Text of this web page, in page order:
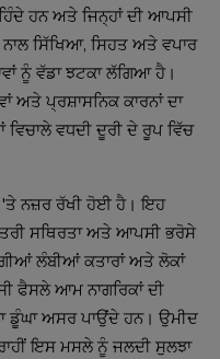
ਹਨ ਅਤੇ ਜਿਨ੍ਹਾਂ ਦੀ ਆਪਸੀ
ਨਾਲ ਸਿੱਖਿਆ, ਸਿਹਤ ਅਤੇ ਵਪਾਰ
ਨੂੰ ਵੱਡਾ ਝਟਕਾ ਲੱਗਿਆ ਹੈ।
ਅਤੇ ਪ੍ਰਸ਼ਾਸਨਿਕ ਕਾਰਨਾਂ ਦਾ
ਵਿਚਾਲੇ ਵਧਦੀ ਦੂਰੀ ਦੇ ਰੂਪ ਵਿੱਚ
'ਤੇ ਨਜ਼ਰ ਰੱਖੀ ਹੋਈ ਹੈ। ਇਹ
ਸਥਿਰਤਾ ਅਤੇ ਆਪਸੀ ਭਰੋਸੇ
ਲੰਬੀਆਂ ਕਤਾਰਾਂ ਅਤੇ ਲੋਕਾਂ
ਫੈਸਲੇ ਆਮ ਨਾਗਰਿਕਾਂ ਦੀ
ਡੂੰਘਾ ਅਸਰ ਪਾਉਂਦੇ ਹਨ। ਉਮੀਦ
ਇਸ ਮਸਲੇ ਨੂੰ ਜਲਦੀ ਸੁਲਝਾ